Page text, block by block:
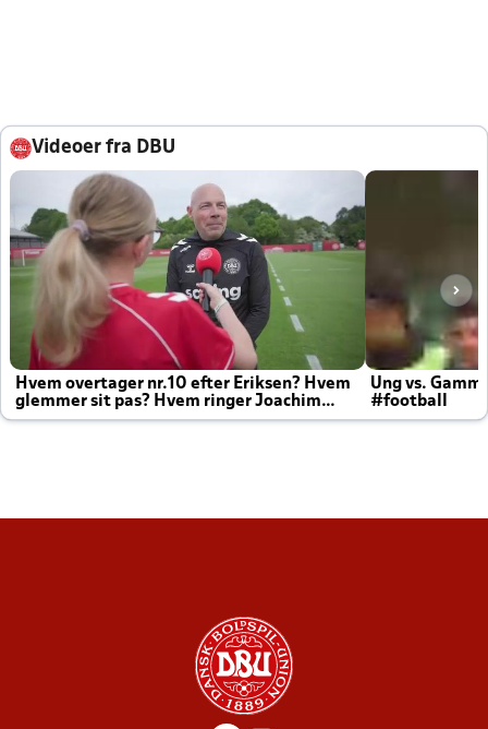
Videoer fra DBU
Hvem overtager nr.10 efter Eriksen? Hvem
glemmer sit pas? Hvem ringer Joachim
altid til efter kampe?
Ung vs.
#football